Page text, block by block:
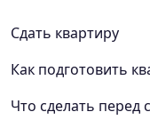
Сдать квартиру
Как подготовить
Что сделать перед